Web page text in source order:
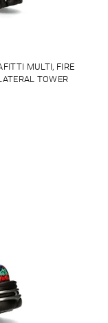
MULTI, FIRE
TOWER